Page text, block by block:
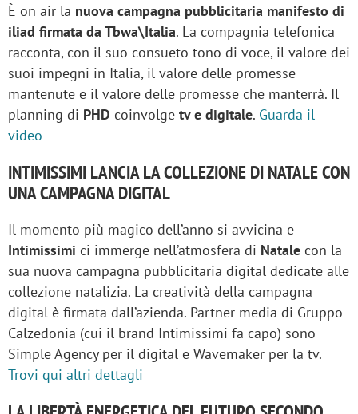
È on air la nuova campagna pubblicitaria manifesto di
iliad firmata da Tbwa\Italia. La compagnia telefonica
racconta, con il suo consueto tono di voce, il valore dei
suoi impegni in Italia, il valore delle promesse
mantenute e il valore delle promesse che manterrà. Il
planning di PHD coinvolge tv e digitale. Guarda il
video
INTIMISSIMI LANCIA LA COLLEZIONE DI NATALE CON
UNA CAMPAGNA DIGITAL
Il momento più magico dell’anno si avvicina e
Intimissimi ci immerge nell’atmosfera di Natale con la
sua nuova campagna pubblicitaria digital dedicate alle
collezione natalizia. La creatività della campagna
digital è firmata dall’azienda. Partner media di Gruppo
Calzedonia (cui il brand Intimissimi fa capo) sono
Simple Agency per il digital e Wavemaker per la tv.
Trovi qui altri dettagli